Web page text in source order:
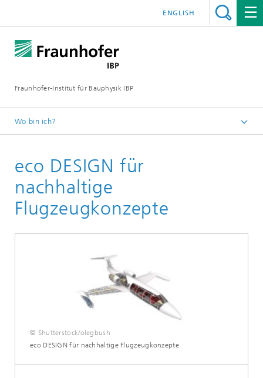
Fraunhofer-Institut für Bauphysik IBP
ENGLISH
Wo bin ich?
Ganzheitliche Bilanzierung
Nachhaltige Luftfahrt
eco DESIGN für
nachhaltige
Flugzeugkonzepte
© Shutterstock/olegbush
eco DESIGN für nachhaltige Flugzeugkonzepte.